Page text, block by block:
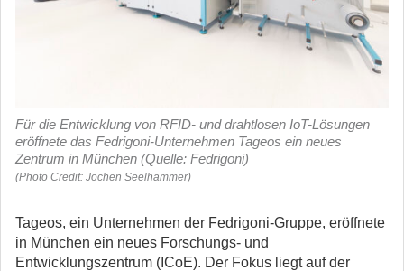
Für die Entwicklung von RFID- und drahtlosen IoT-Lösungen
eröffnete das Fedrigoni-Unternehmen Tageos ein neues
Zentrum in München (Quelle: Fedrigoni)
(Photo Credit: Jochen Seelhammer)
Tageos, ein Unternehmen der Fedrigoni-Gruppe, eröffnete
in München ein neues Forschungs- und
Entwicklungszentrum (ICoE). Der Fokus liegt auf der